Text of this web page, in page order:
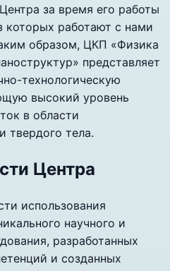
за время его работы
которых работают с нами
образом, ЦКП «Физика
представляет
технологическую
высокий уровень
в области
твердого тела.
Центра
использования
научного и
разработанных
и созданных